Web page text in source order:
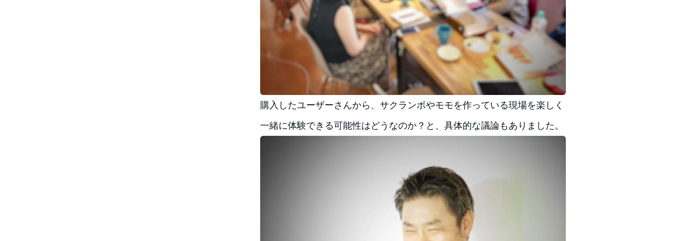
購入したユーザーさんから、サクランボやモモを作っている現場を楽しく
一緒に体験できる可能性はどうなのか？と、具体的な議論もありました。